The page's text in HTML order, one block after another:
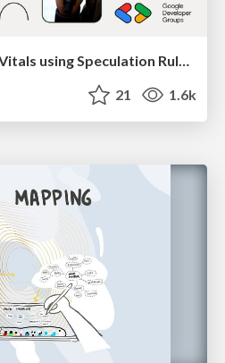
Improving Core Web Vitals using Speculation Rules API
21 1.6k